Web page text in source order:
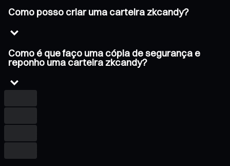
Como posso criar uma carteira zkcandy?
Como é que faço uma cópia de segurança e
reponho uma carteira zkcandy?